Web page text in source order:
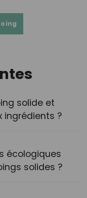
solide et
ingrédients ?
écologiques
solides ?